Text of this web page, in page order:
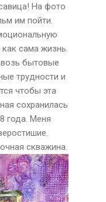
На фото
им пойти.
сама жизнь.
бытовые
трудности и
чтобы эта
сохранилась
года. Меня
скважина.